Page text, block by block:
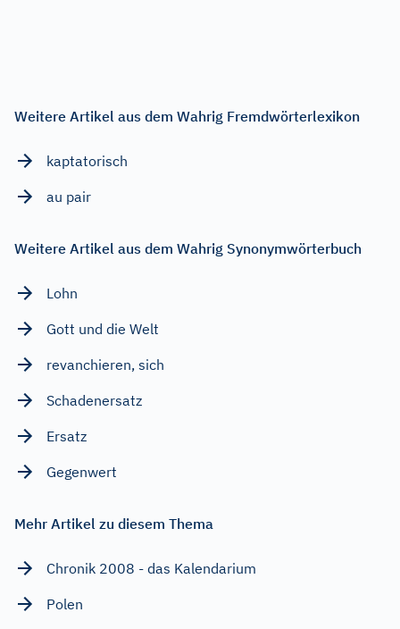
Weitere Artikel aus dem Wahrig Fremdwörterlexikon
kaptatorisch
au pair
Weitere Artikel aus dem Wahrig Synonymwörterbuch
Lohn
Gott und die Welt
revanchieren, sich
Schadenersatz
Ersatz
Gegenwert
Mehr Artikel zu diesem Thema
Chronik 2008 - das Kalendarium
Polen